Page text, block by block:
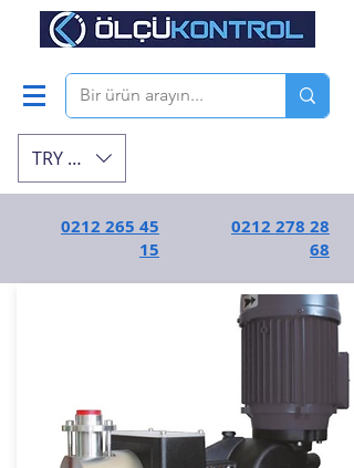
TRY (₺)
0212 265 45
15
0212 278 28
68